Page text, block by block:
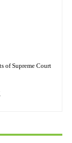
of Supreme Court